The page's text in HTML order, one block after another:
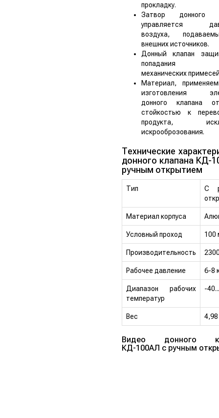
прокладку.
Затвор донного
управляется
воздуха,
внешних источников.
Донный клапан
попадания
механических
Материал,
изготовления
донного клапана
стойкостью к
продукта,
искрооброзования.
Технические
донного клапана КД-
ручным открытием
Тип
С
Материал корпуса
Условный проход 100
Производительность
Рабочее давление 6-8
Диапазон рабочих
температур
-
Вес 4,98
Видео донного
КД-100АЛ с ручным